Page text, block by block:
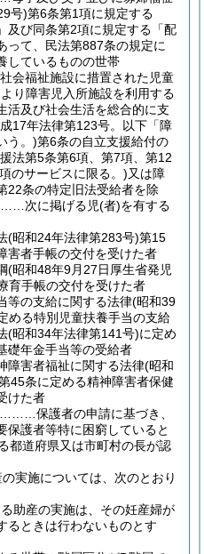
号)第6条第1項に規定する
及び同条第2項に規定する「配
って、民法第887条の規定に
しているものの世帯
会福祉施設に措置された児童
り障害児入所施設を利用する
活及び社会生活を総合的に支
17年法律第123号。以下「障
う。)第6条の自立支援給付の
法第5条第6項、第7項、第12
のサービスに限る。)又は障
22条の特定旧法受給者を除
次に掲げる児(者)を有する
昭和24年法律第283号)第15
害者手帳の交付を受けた者
昭和48年9月27日厚生省発児
育手帳の交付を受けた者
の支給に関する法律(昭和39
める特別児童扶養手当の支給
(昭和34年法律第141号)に定め
礎年金手当等の受給者
害者福祉に関する法律(昭和
45条に定める精神障害者保健
けた者
保護者の申請に基づき、
保護者等特に困窮していると
都道府県又は市町村の長が認
実施については、次のとおり
助産の実施は、その妊産婦が
るときは行わないものとす